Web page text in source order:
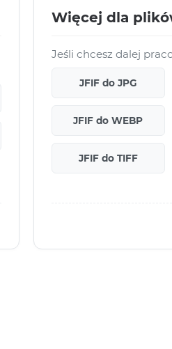
Więcej dla
Jeśli chcesz dalej
JFIF do JPG
JFIF do WEBP
JFIF do TIFF